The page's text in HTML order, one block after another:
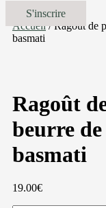
S'inscrire
Accueil/ Ragoût de
basmati
Ragoût
beurre
basmati
19.00€